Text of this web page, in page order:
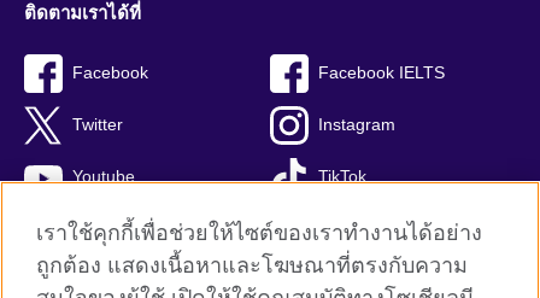
ติดตามเราได้ที่
Facebook Facebook IELTS
Twitter Instagram
Youtube TikTok
เราใช้คุกกี้เพื่อช่วยให้ไซต์ของเราทำงานได้อย่าง
ถูกต้อง แสดงเนื้อหาและโฆษณาที่ตรงกับความ